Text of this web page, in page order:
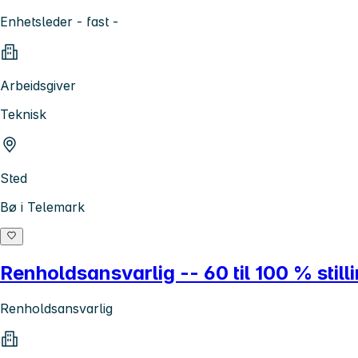
Enhetsleder - fast -
Arbeidsgiver
Teknisk
Sted
Bø i Telemark
Renholdsansvarlig -- 60 til 100 %
Renholdsansvarlig